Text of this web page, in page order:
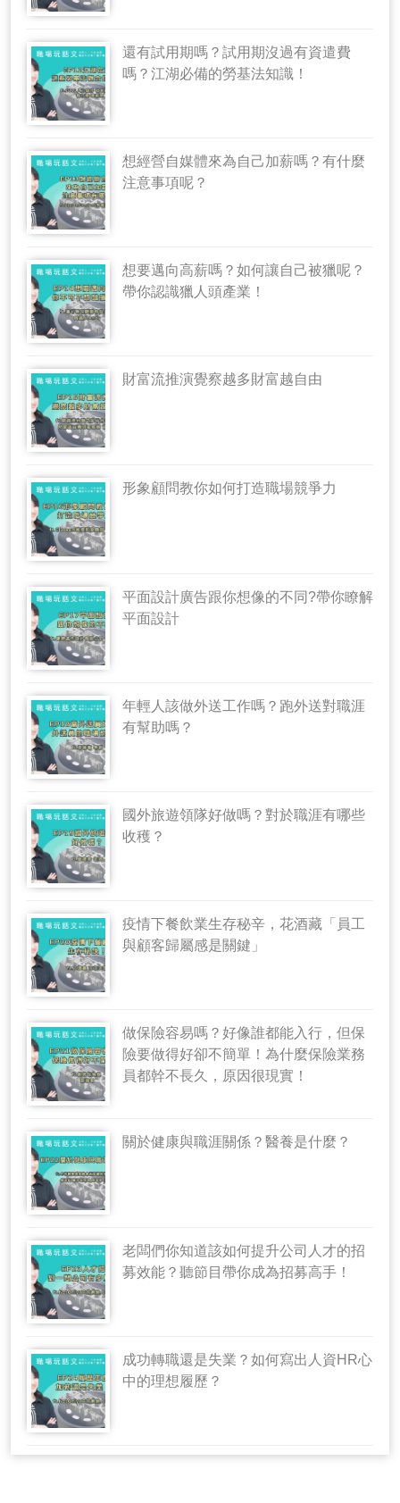
還有試用期嗎？試用期沒過有資遣費
嗎？江湖必備的勞基法知識！
想經營自媒體來為自己加薪嗎？有什麼
注意事項呢？
想要邁向高薪嗎？如何讓自己被獵呢？
帶你認識獵人頭產業！
財富流推演覺察越多財富越自由
形象顧問教你如何打造職場競爭力
平面設計廣告跟你想像的不同?帶你瞭解
平面設計
年輕人該做外送工作嗎？跑外送對職涯
有幫助嗎？
國外旅遊領隊好做嗎？對於職涯有哪些
收穫？
疫情下餐飲業生存秘辛，花酒藏「員工
與顧客歸屬感是關鍵」
做保險容易嗎？好像誰都能入行，但保
險要做得好卻不簡單！為什麼保險業務
員都幹不長久，原因很現實！
關於健康與職涯關係？醫養是什麼？
老闆們你知道該如何提升公司人才的招
募效能？聽節目帶你成為招募高手！
成功轉職還是失業？如何寫出人資HR心
中的理想履歷？